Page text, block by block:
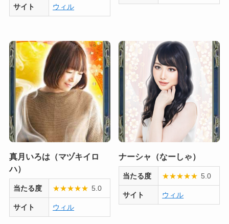
サイト ウィル
真月いろは（マヅキイロ
ハ）
当たる度 ★★★★★ 5.0
サイト ウィル
ナーシャ（なーしゃ）
当たる度 ★★★★★ 5.0
サイト ウィル